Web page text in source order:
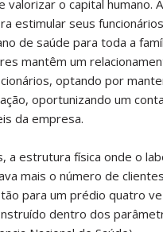
valorizar o capital humano.
estimular seus
de saúde para toda a
mantêm um
optando por
oportunizando um
da empresa.
a estrutura física onde o
mais o número de
para um prédio quatro
dentro dos